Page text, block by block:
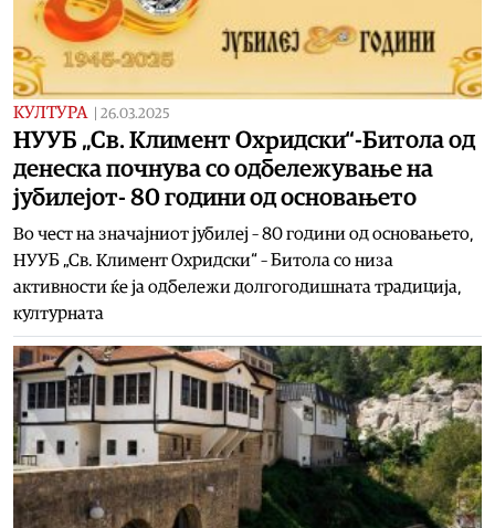
КУЛТУРА 26.03.2025
НУУБ „Св. Климент Охридски“-Битола од
денеска почнува со одбележување на
јубилејот- 80 години од основањето
Во чест на значајниот јубилеј – 80 години од основањето,
НУУБ „Св. Климент Охридски“ – Битола со низа
активности ќе ја одбележи долгогодишната традиција,
културната